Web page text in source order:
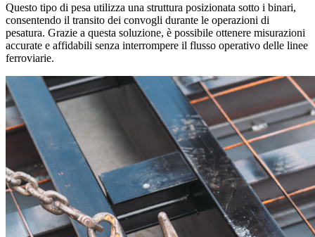
Questo tipo di pesa utilizza una struttura posizionata sotto i binari,
consentendo il transito dei convogli durante le operazioni di
pesatura. Grazie a questa soluzione, è possibile ottenere misurazioni
accurate e affidabili senza interrompere il flusso operativo delle linee
ferroviarie​​​​​​.